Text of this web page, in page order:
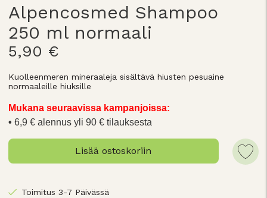
Alpencosmed Shampoo
250 ml normaali
5,90 €
Kuolleenmeren mineraaleja sisältävä hiusten pesuaine
normaaleille hiuksille
Mukana seuraavissa kampanjoissa:
6,9 € alennus yli 90 € tilauksesta
Lisää ostoskoriin
Toimitus 3-7 Päivässä